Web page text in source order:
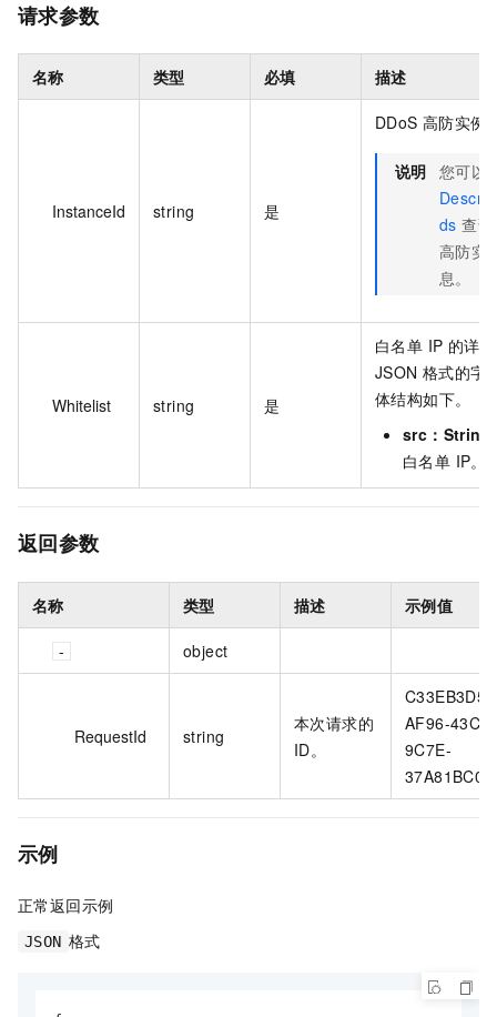
请求参数
名称 类型 必填 描述
InstanceId string 是
DDoS 高防实例
说明 您可以
ds 查
高防实
息。
Whitelist string 是
白名单 IP 的详
JSON 格式的字
体结构如下。
src：String
白名单 IP。
返回参数
名称 类型 描述 示例值
object
RequestId string
本次请求的
ID。
C33EB3D5-
AF96-43CA-
9C7E-
示例
正常返回示例
JSON 格式